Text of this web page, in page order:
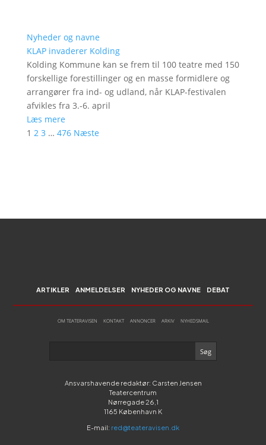
Nyheder og navne
KLAP invaderer Kolding
Kolding Kommune kan se frem til 100 teatre med 150
forskellige forestillinger og en masse formidlere og
arrangører fra ind- og udland, når KLAP-festivalen
afvikles fra 3.-6. april
Læs mere
1 2 3 … 476 Næste
ARTIKLER ANMELDELSER NYHEDER OG NAVNE DEBAT
OM TEATERAVISEN KONTAKT ANNONCER ARKIV NYHEDSMAIL
Ansvarshavende redaktør: Carsten Jensen
Teatercentrum
Nørregade 26,1
1165 København K
E-mail: red@teateravisen.dk